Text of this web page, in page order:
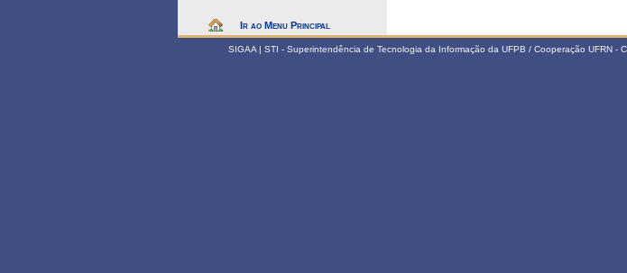
Ir ao Menu Principal
SIGAA | STI - Superintendência de Tecnologia da Informação da UFPB / Cooperação UFRN